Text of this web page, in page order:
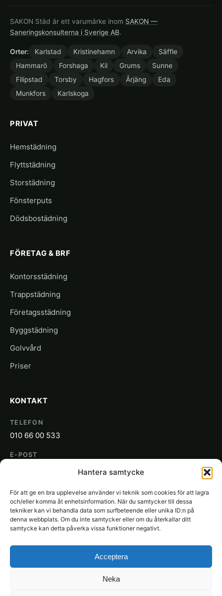
Hantera samtycke
För att ge en bra upplevelse använder vi teknik som cookies för att lagra
och/eller komma åt enhetsinformation. När du samtycker till dessa
tekniker kan vi behandla data som surfbeteende eller unika ID:n på
denna webbplats. Om du inte samtycker eller om du återkallar ditt
samtycke kan detta påverka vissa funktioner negativt.
Acceptera
Neka
SAKON Städ är ett varumärke inom SAKON —
Saneringskonsulterna i Sverige AB.
Orter: Karlstad Kristinehamn Arvika
Säffle
Hammarö
Forshaga Kil Grums
Sunne
Filipstad
Torsby Hagfors Årjäng
Eda
Munkfors
Karlskoga
PRIVAT
Hemstädning
Flyttstädning
Storstädning
Fönsterputs
Dödsbostädning
FÖRETAG & BRF
Kontorsstädning
Trappstädning
Företagsstädning
Byggstädning
Golvvård
Priser
KONTAKT
TELEFON
010 66 00 533
E-POST
SAKON
Gjuterigatan 19
652 21 Karlstad